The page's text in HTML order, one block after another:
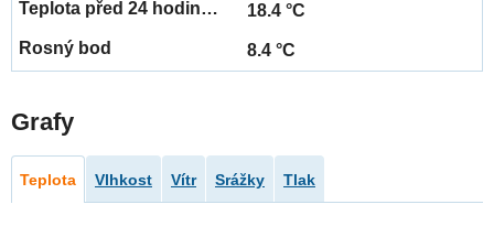
18.4 °C
8.4 °C
Grafy
Teplota Vlhkost Vítr Srážky Tlak